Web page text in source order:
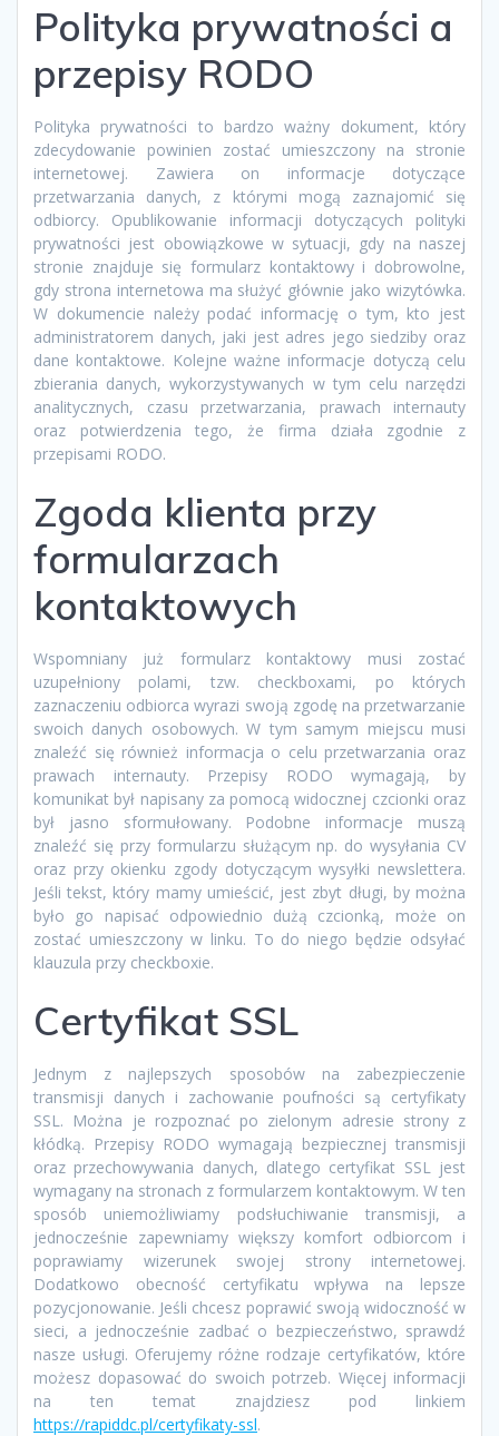
Polityka prywatności a
przepisy RODO
Polityka prywatności to bardzo ważny dokument, który
zdecydowanie powinien zostać umieszczony na stronie
internetowej. Zawiera on informacje dotyczące
przetwarzania danych, z którymi mogą zaznajomić się
odbiorcy. Opublikowanie informacji dotyczących polityki
prywatności jest obowiązkowe w sytuacji, gdy na naszej
stronie znajduje się formularz kontaktowy i dobrowolne,
gdy strona internetowa ma służyć głównie jako wizytówka.
W dokumencie należy podać informację o tym, kto jest
administratorem danych, jaki jest adres jego siedziby oraz
dane kontaktowe. Kolejne ważne informacje dotyczą celu
zbierania danych, wykorzystywanych w tym celu narzędzi
analitycznych, czasu przetwarzania, prawach internauty
oraz potwierdzenia tego, że firma działa zgodnie z
przepisami RODO.
Zgoda klienta przy
formularzach
kontaktowych
Wspomniany już formularz kontaktowy musi zostać
uzupełniony polami, tzw. checkboxami, po których
zaznaczeniu odbiorca wyrazi swoją zgodę na przetwarzanie
swoich danych osobowych. W tym samym miejscu musi
znaleźć się również informacja o celu przetwarzania oraz
prawach internauty. Przepisy RODO wymagają, by
komunikat był napisany za pomocą widocznej czcionki oraz
był jasno sformułowany. Podobne informacje muszą
znaleźć się przy formularzu służącym np. do wysyłania CV
oraz przy okienku zgody dotyczącym wysyłki newslettera.
Jeśli tekst, który mamy umieścić, jest zbyt długi, by można
było go napisać odpowiednio dużą czcionką, może on
zostać umieszczony w linku. To do niego będzie odsyłać
klauzula przy checkboxie.
Certyfikat SSL
Jednym z najlepszych sposobów na zabezpieczenie
transmisji danych i zachowanie poufności są certyfikaty
SSL. Można je rozpoznać po zielonym adresie strony z
kłódką. Przepisy RODO wymagają bezpiecznej transmisji
oraz przechowywania danych, dlatego certyfikat SSL jest
wymagany na stronach z formularzem kontaktowym. W ten
sposób uniemożliwiamy podsłuchiwanie transmisji, a
jednocześnie zapewniamy większy komfort odbiorcom i
poprawiamy wizerunek swojej strony internetowej.
Dodatkowo obecność certyfikatu wpływa na lepsze
pozycjonowanie. Jeśli chcesz poprawić swoją widoczność w
sieci, a jednocześnie zadbać o bezpieczeństwo, sprawdź
nasze usługi. Oferujemy różne rodzaje certyfikatów, które
możesz dopasować do swoich potrzeb. Więcej informacji
na ten temat znajdziesz pod linkiem
https://rapiddc.pl/certyfikaty-ssl.